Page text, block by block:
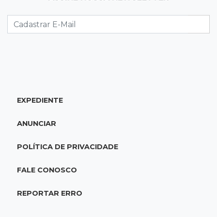
Eleitorado aprova teste da urna, mas diz que
colinha será "fundamental"
Escolas municipais lideram notas do Ensino
às quartas da Copa do Brasil
EXPEDIENTE
ANUNCIAR
POLÍTICA DE PRIVACIDADE
FALE CONOSCO
REPORTAR ERRO